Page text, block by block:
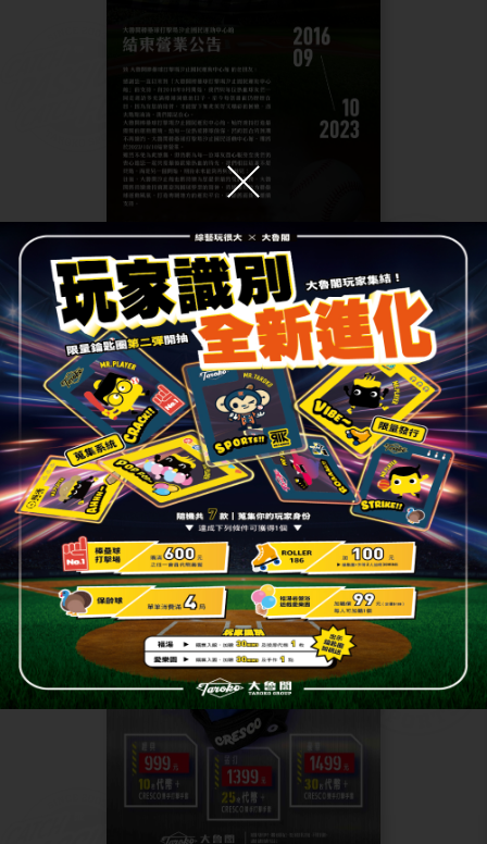
2023.09.12 綜合
【汐止國民運動中心館謝幕】大
魯閣棒壘球打擊場汐止國民運動
中心館結束營業通知